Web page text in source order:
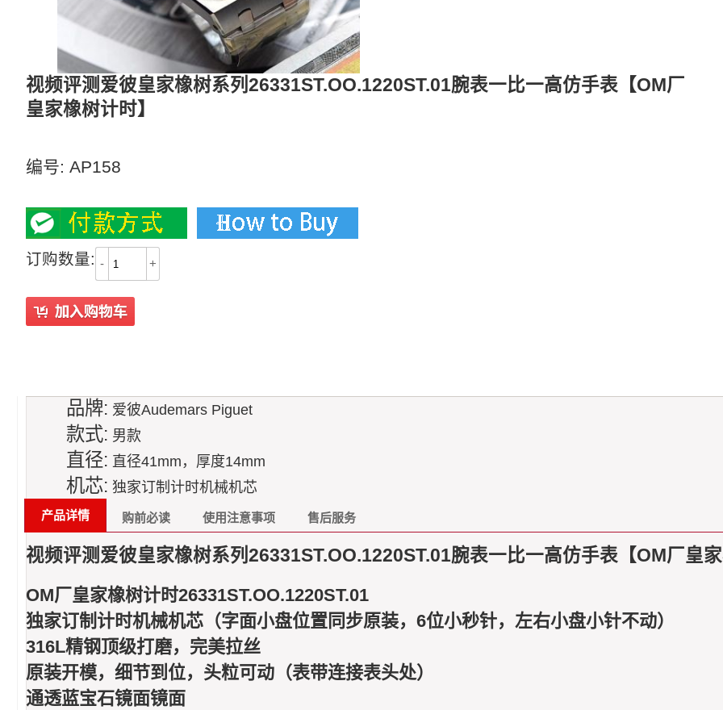
视频评测爱彼皇家橡树系列26331ST.OO.1220ST.01腕表一比一高仿手表【OM厂
皇家橡树计时】
编号: AP158
订购数量: - +
品牌: 爱彼Audemars Piguet
款式: 男款
直径: 直径41mm，厚度14mm
机芯: 独家订制计时机械机芯
产品详情 购前必读 使用注意事项 售后服务
视频评测爱彼皇家橡树系列26331ST.OO.1220ST.01腕表一比一高仿手表【OM厂皇
OM厂皇家橡树计时26331ST.OO.1220ST.01
独家订制计时机械机芯（字面小盘位置同步原装，6位小秒针，左右小盘小针不动）
316L精钢顶级打磨，完美拉丝
原装开模，细节到位，头粒可动（表带连接表头处）
通透蓝宝石镜面镜面